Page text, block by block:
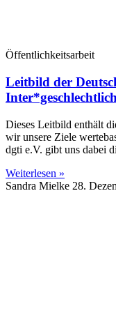
Öffentlichkeitsarbeit
Leitbild der
Dieses Leitbild enthält
wir unsere Ziele
dgti e.V. gibt uns dabei
Weiterlesen »
Sandra Mielke 28.